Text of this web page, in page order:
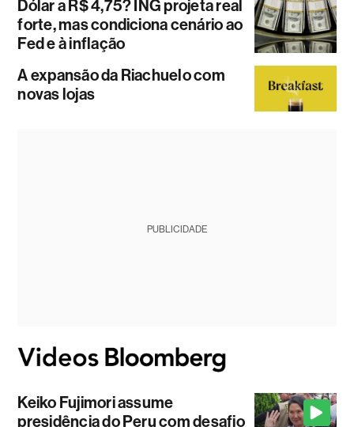
Dólar a R$ 4,75? ING projeta real
forte, mas condiciona cenário ao
Fed e à inflação
A expansão da Riachuelo com
novas lojas
PUBLICIDADE
Keiko Fujimori assume
presidência do Peru com desafio